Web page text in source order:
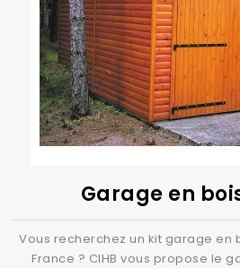
Garage en
Vous recherchez un kit garage en
France ? CIHB vous propose le